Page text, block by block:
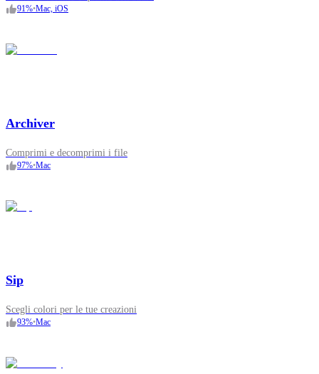
91%•Mac, iOS
Archiver
Comprimi e decomprimi i file
97%•Mac
Sip
Scegli colori per le tue creazioni
93%•Mac